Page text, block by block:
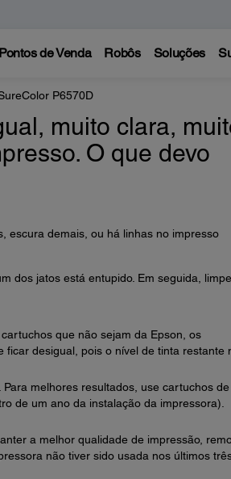
Pontos de Venda Robôs Soluções
P6570D
muito clara,
O que devo
escura demais, ou há linhas no impresso
dos jatos está entupido. Em seguida,
que não sejam da Epson, os
desigual, pois o nível de tinta restante
melhores resultados, use cartuchos de
de um ano da instalação da impressora).
a melhor qualidade de impressão,
não tiver sido usada nos últimos